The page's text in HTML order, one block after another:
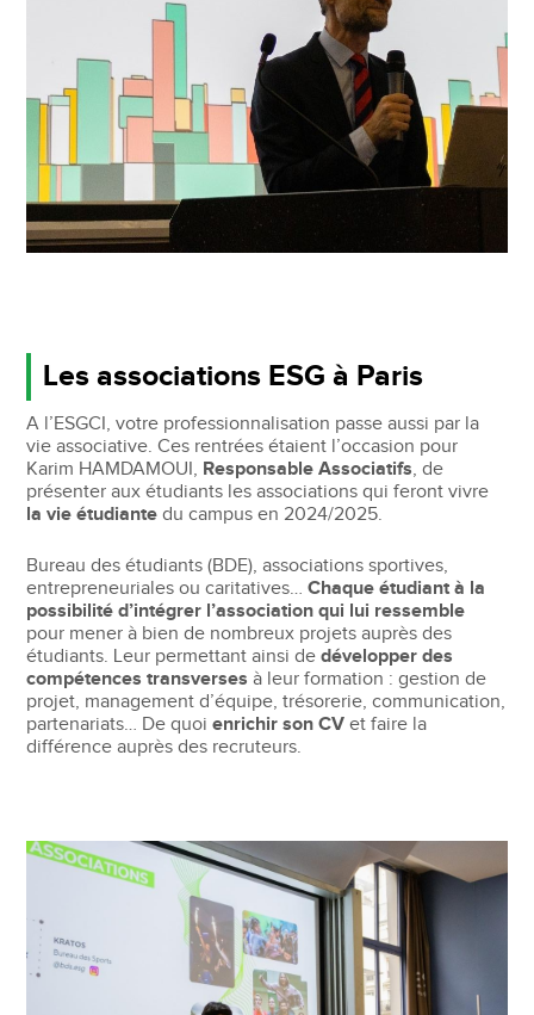
Les associations ESG à Paris
A l’ESGCI, votre professionnalisation passe aussi par la
vie associative. Ces rentrées étaient l’occasion pour
Karim HAMDAMOUI, Responsable Associatifs, de
présenter aux étudiants les associations qui feront vivre
la vie étudiante du campus en 2024/2025.
Bureau des étudiants (BDE), associations sportives,
entrepreneuriales ou caritatives…Chaque étudiant à la
possibilité d’intégrer l’association qui lui ressemble
pour mener à bien de nombreux projets auprès des
étudiants. Leur permettant ainsi de développer des
compétences transverses à leur formation : gestion de
projet, management d’équipe, trésorerie, communication,
partenariats… De quoi enrichir son CVet faire la
différence auprès des recruteurs.